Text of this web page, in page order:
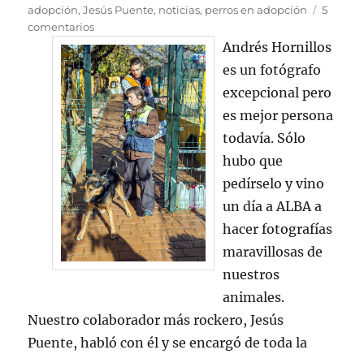
adopción,Jesús Puente, noticias, perros en adopción
5
comentariosen
ANDRÉS
HORNILLOS
visita
ALBA
Andrés Hornillos
es un fotógrafo
excepcional pero
es mejor persona
todavía. Sólo
hubo que
pedírselo y vino
un día a ALBA a
hacer fotografías
maravillosas de
nuestros
animales.
Nuestro colaborador más rockero, Jesús
Puente, habló con él y se encargó de toda la